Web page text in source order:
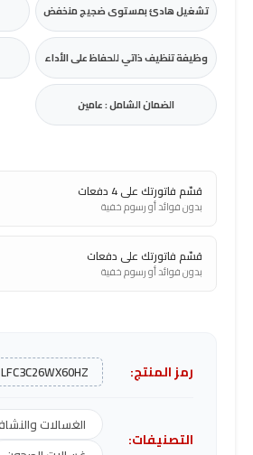
تشغيل هادئ بمستوى ضجيج منخفض
وظيفة تنظيف ذاتي للحفاظ على الأداء
الضمان الشامل : عامين
قسّم فاتورتك على 4 دفعات
بدون فوائد أو رسوم خفية
قسّم فاتورتك على دفعات
بدون فوائد أو رسوم خفية
رمز المنتج: LFC3C26WX60HZ
التصنيفات:
الغسالات